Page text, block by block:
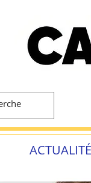
ACTUALITÉ